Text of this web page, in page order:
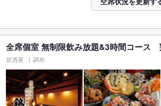
全席個室 無制限飲み放題&3時間コー
居酒屋 調布